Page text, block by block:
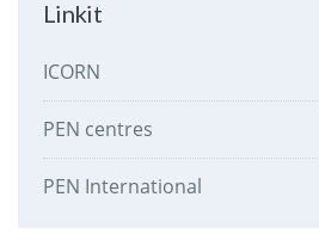
Linkit
ICORN
PEN centres
PEN International